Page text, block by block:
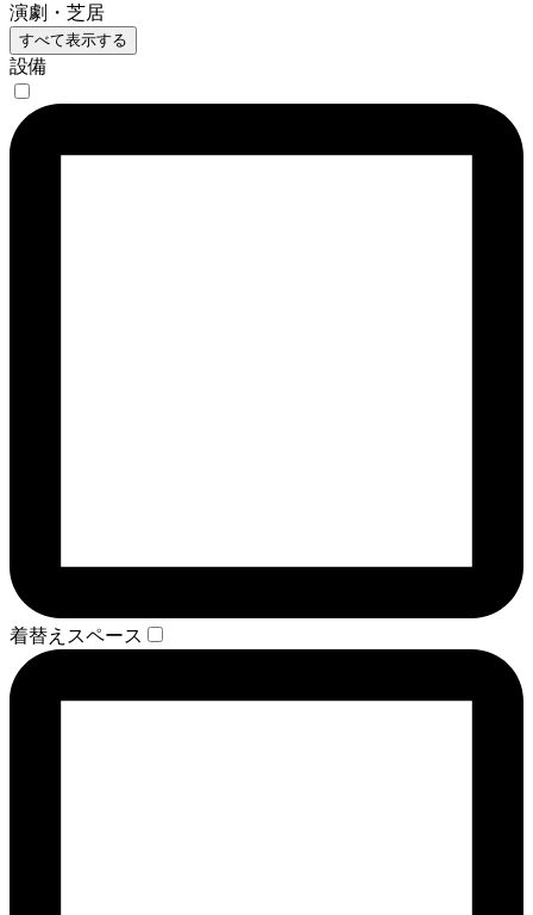
演劇・芝居
すべて表示する
設備
着替えスペース